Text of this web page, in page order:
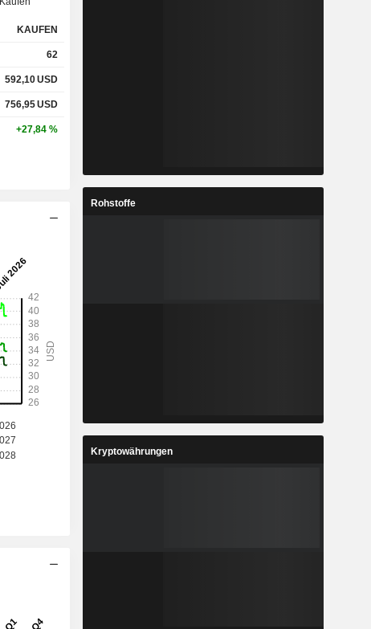
KAUFEN
62
592,10USD
756,95USD
+27,84 %
Rohstoffe
Kryptowährungen